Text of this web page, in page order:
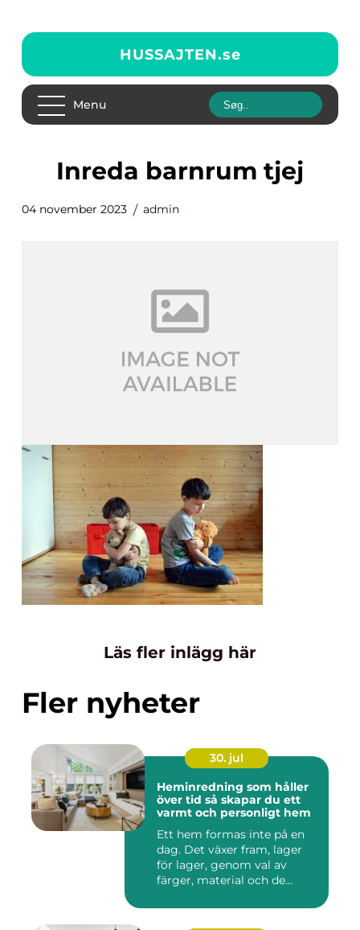
HUSSAJTEN.se
Menu
inreda barnrum tjej
04 november 2023 admin
Läs fler inlägg här
Fler nyheter
30. jul
Heminredning som håller
över tid så skapar du ett
varmt och personligt hem
Ett hem formas inte på en
dag. Det växer fram, lager
för lager, genom val av
färger, material och de...